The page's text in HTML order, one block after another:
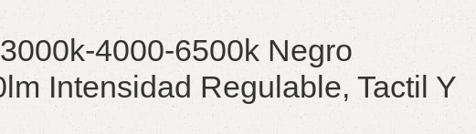
4000-6500k Negro
Intensidad Regulable, Tactil Y